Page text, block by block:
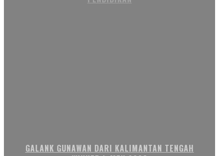
GALANK GUNAWAN DARI KALIMANTAN TENGAH